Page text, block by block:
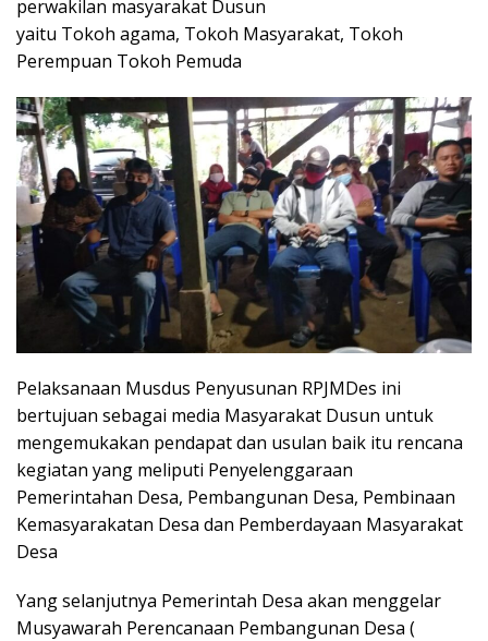
perwakilan masyarakat Dusun
yaitu Tokoh agama, Tokoh Masyarakat, Tokoh
Perempuan Tokoh Pemuda
Pelaksanaan Musdus Penyusunan RPJMDes ini
bertujuan sebagai media Masyarakat Dusun untuk
mengemukakan pendapat dan usulan baik itu rencana
kegiatan yang meliputi Penyelenggaraan
Pemerintahan Desa, Pembangunan Desa, Pembinaan
Kemasyarakatan Desa dan Pemberdayaan Masyarakat
Desa
Yang selanjutnya Pemerintah Desa akan menggelar
Musyawarah Perencanaan Pembangunan Desa (